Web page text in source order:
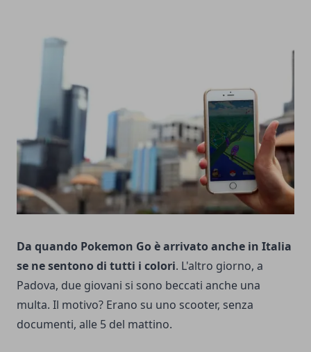
Da quando Pokemon Go è arrivato anche in Italia
se ne sentono di tutti i colori. L'altro giorno, a
Padova, due giovani si sono beccati anche una
multa. Il motivo? Erano su uno scooter, senza
documenti, alle 5 del mattino.